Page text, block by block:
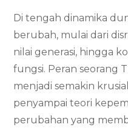
Di tengah dinamika
berubah, mulai dari
nilai generasi, hingga
fungsi. Peran seorang
menjadi semakin
penyampai teori
perubahan yang